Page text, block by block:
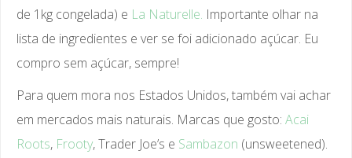
de 1kg congelada) e La Naturelle. Importante olhar na
lista de ingredientes e ver se foi adicionado açúcar. Eu
compro sem açúcar, sempre!
Para quem mora nos Estados Unidos, também vai achar
em mercados mais naturais. Marcas que gosto: Acai
Roots, Frooty, Trader Joe’s e Sambazon (unsweetened).